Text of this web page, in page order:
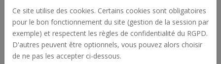
Les supports pour les créoles et boucles
d’oreilles pendantes.
Ce site utilise des cookies. Certains cookies sont obligatoires
pour le bon fonctionnement du site (gestion de la session par
exemple) et respectent les règles de confidentialité du RGPD.
D'autres peuvent être optionnels, vous pouvez alors choisir
de ne pas les accepter ci-dessous.